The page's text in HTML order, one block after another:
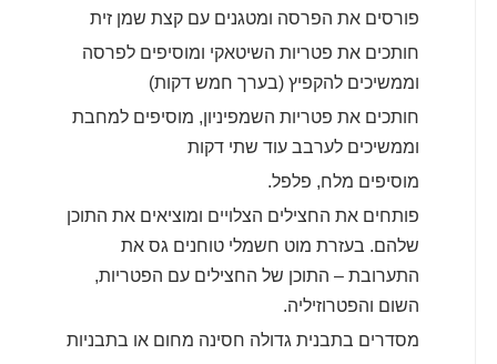
פורסים את הפרסה ומטגנים עם קצת שמן זית
חותכים את פטריות השיטאקי ומוסיפים לפרסה
וממשיכים להקפיץ (בערך חמש דקות)
חותכים את פטריות השמפיניון, מוסיפים למחבת
וממשיכים לערבב עוד שתי דקות
מוסיפים מלח, פלפל.
פותחים את החצילים הצלויים ומוציאים את התוכן
שלהם. בעזרת מוט חשמלי טוחנים גס את
התערובת – התוכן של החצילים עם הפטריות,
השום והפטרוזיליה.
מסדרים בתבנית גדולה חסינה מחום או בתבניות